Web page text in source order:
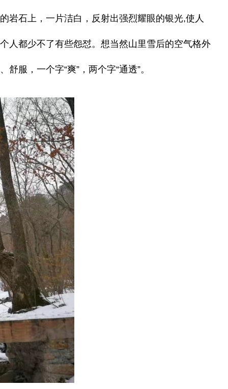
岩石上，一片洁白，反射出强烈耀眼的银光,使人
人都少不了有些怨怼。想当然山里雪后的空气格外
服，一个字“爽”，两个字“通透”。